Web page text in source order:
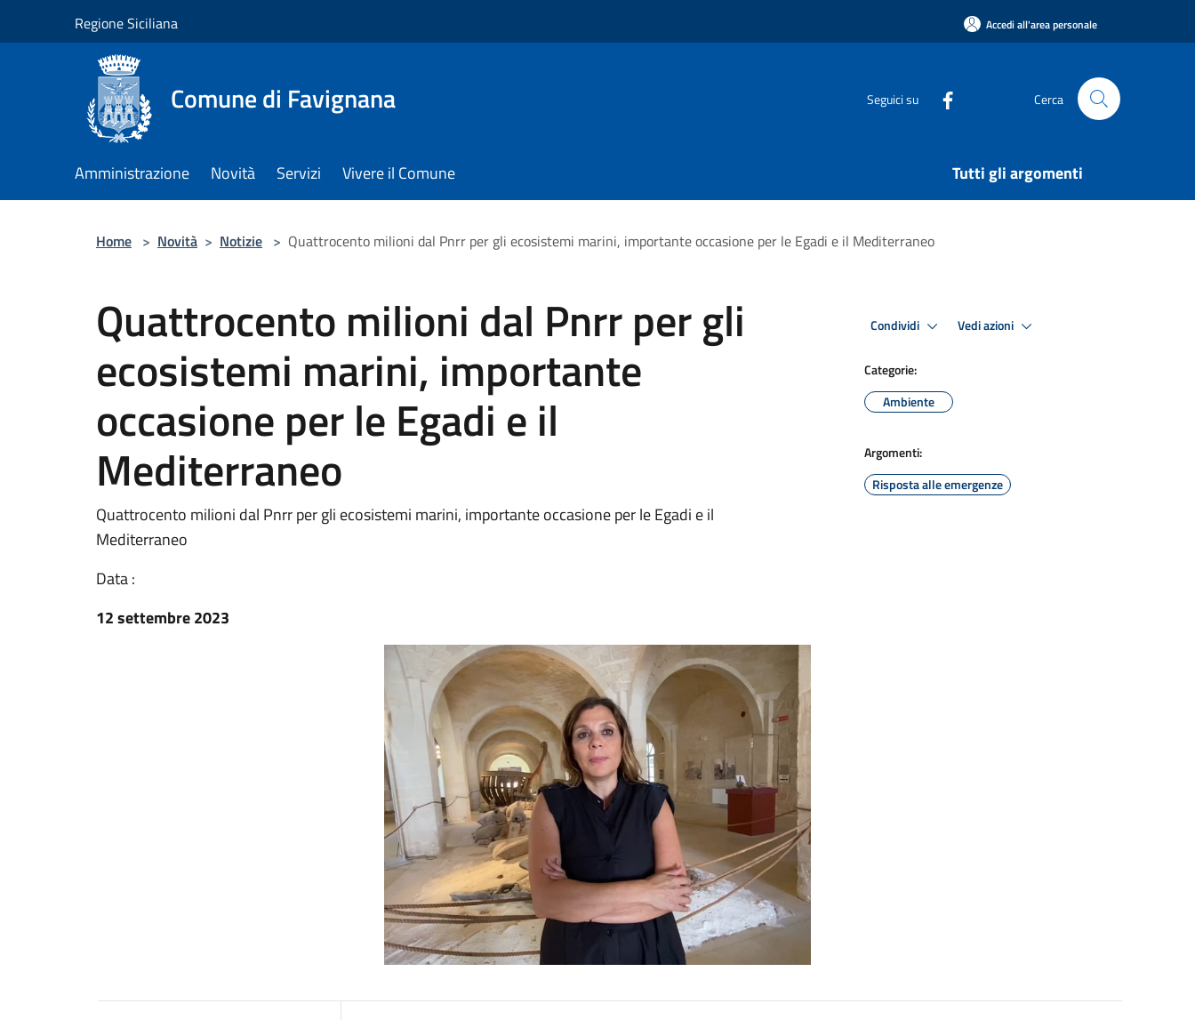
Regione Siciliana Accedi all'area personale
Comune di Favignana Seguici su Cerca
Amministrazione Novità Servizi Vivere il Comune Tutti gli argomenti
Home > Novità > Notizie > Quattrocento milioni dal Pnrr per gli ecosistemi marini, importante occasione per le Egadi e il Mediterraneo
Quattrocento milioni dal Pnrr per gli
ecosistemi marini, importante
occasione per le Egadi e il
Mediterraneo
Quattrocento milioni dal Pnrr per gli ecosistemi marini, importante occasione per le Egadi e il
Mediterraneo
Data :
12 settembre 2023
Condividi Vedi azioni
Categorie:
Ambiente
Argomenti:
Risposta alle emergenze